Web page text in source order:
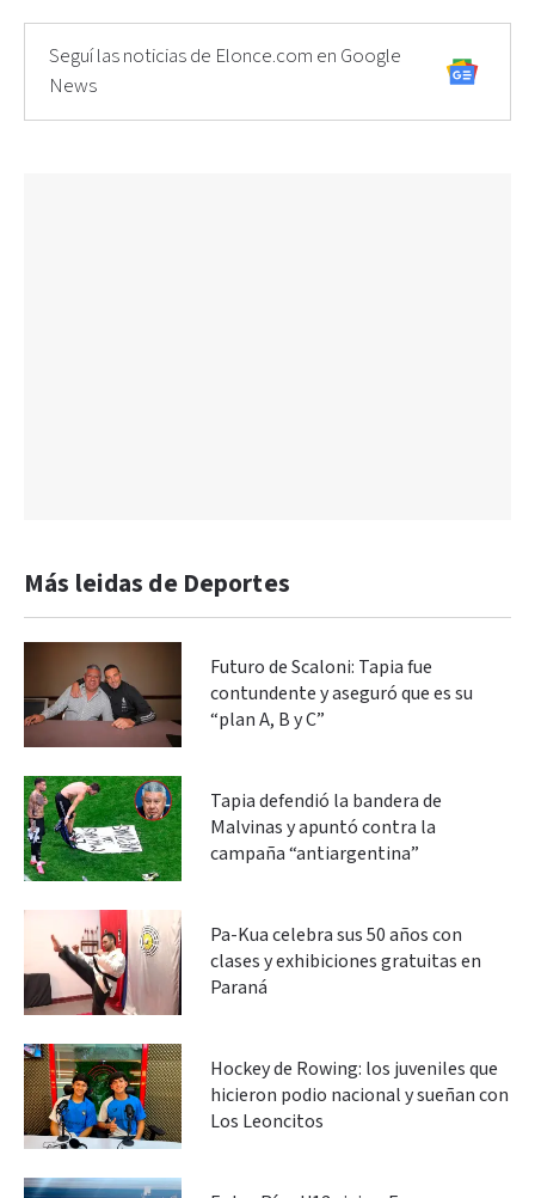
Seguí las noticias de Elonce.com en Google
News
Más leidas de Deportes
Futuro de Scaloni: Tapia fue
contundente y aseguró que es su
“plan A, B y C”
Tapia defendió la bandera de
Malvinas y apuntó contra la
campaña “antiargentina”
Pa-Kua celebra sus 50 años con
clases y exhibiciones gratuitas en
Paraná
Hockey de Rowing: los juveniles que
hicieron podio nacional y sueñan con
Los Leoncitos